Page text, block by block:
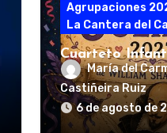
Agrupaciones
La Cantera del
Cuarteto
Julieta’María del
Castiñeira Ruiz
6 de agosto de